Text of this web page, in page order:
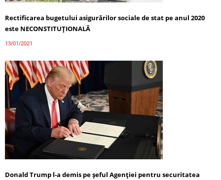
Rectificarea bugetului asigurărilor sociale de stat pe anul 2020
este NECONSTITUȚIONALĂ
13/01/2021
Donald Trump l-a demis pe șeful Agenției pentru securitatea